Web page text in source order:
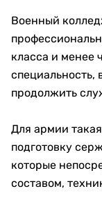
Военный
класса и менее
специальность,
продолжить
Для армии
подготовку
которые
составом,